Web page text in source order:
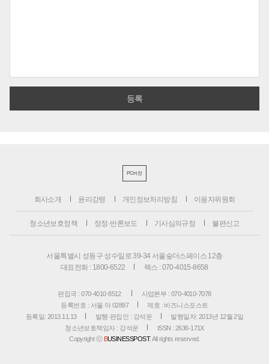
PC버전
회사소개 윤리강령 개인정보처리방침 이용자위원회
청소년보호정책 정정·반론보도 기사심의규정 불편신고
서울특별시 성동구 성수일로 39-34 서울숲더스페이스 12층
대표전화 : 1800-6522
팩스 : 070-4015-8658
편집국 : 070-4010-8512
사업본부 : 070-4010-7078
등록번호 : 서울 아 02897
제호 : 비즈니스포스트
등록일: 2013.11.13
발행·편집인 : 강석운
발행일자: 2013년 12월 2일
청소년보호책임자 : 강석운
ISSN : 2636-171X
Copyright ⓒ BUSINESSPOST. All rights reserved.